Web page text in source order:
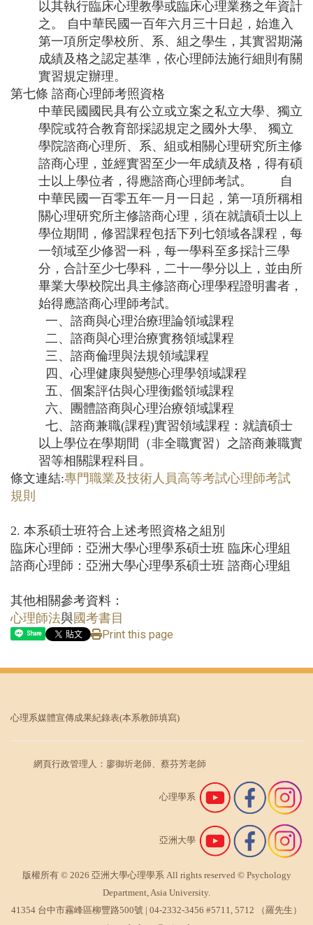
以其執行臨床心理教學或臨床心理業務之年資計
之。 自中華民國一百年六月三十日起，始進入
第一項所定學校所、系、組之學生，其實習期滿
成績及格之認定基準，依心理師法施行細則有關
實習規定辦理。
第七條 諮商心理師考照資格
中華民國國民具有公立或立案之私立大學、獨立
學院或符合教育部採認規定之國外大學、 獨立
學院諮商心理所、系、組或相關心理研究所主修
諮商心理，並經實習至少一年成績及格，得有碩
士以上學位者，得應諮商心理師考試。
自
中華民國一百零五年一月一日起，第一項所稱相
關心理研究所主修諮商心理，須在就讀碩士以上
學位期間，修習課程包括下列七領域各課程，每
一領域至少修習一科，每一學科至多採計三學
分，合計至少七學科，二十一學分以上，並由所
畢業大學校院出具主修諮商心理學程證明書者，
始得應諮商心理師考試。
一、諮商與心理治療理論領域課程
二、諮商與心理治療實務領域課程
三、諮商倫理與法規領域課程
四、心理健康與變態心理學領域課程
五、個案評估與心理衡鑑領域課程
六、團體諮商與心理治療領域課程
七、諮商兼職(課程)實習領域課程：就讀碩士
以上學位在學期間（非全職實習）之諮商兼職實
習等相關課程科目 。
條文連結:專門職業及技術人員高等考試心理師考試
規則
2. 本系碩士班符合上述考照資格之組別
臨床心理師：亞洲大學心理學系碩士班 臨床心理組
諮商心理師：亞洲大學心理學系碩士班 諮商心理組
其他相關參考資料：
心理師法與 國考書目
Share Print this page
心理系媒體宣傳成果紀錄表(本系教師填寫)
網頁行政管理人：廖御圻老師、蔡芬芳老師
心理學系
亞洲大學
版權所有 © 2026 亞洲大學心理學系 All rights reserved © Psychology
Department, Asia University.
41354 台中市霧峰區柳豐路500號 | 04-2332-3456 #5711, 5712 （羅先生）